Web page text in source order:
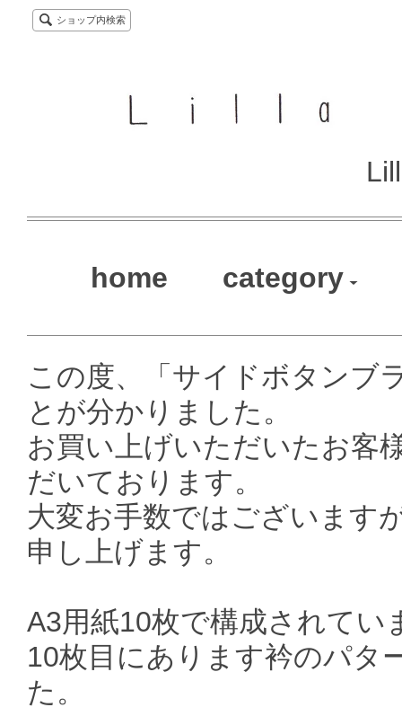
ショップ内検索
home category
この度、「サイドボタンブ
とが分かりました。
お買い上げいただいたお客
だいております。
大変お手数ではございます
申し上げます。
A3用紙10枚で構成されてい
10枚目にあります衿のパタ
た。